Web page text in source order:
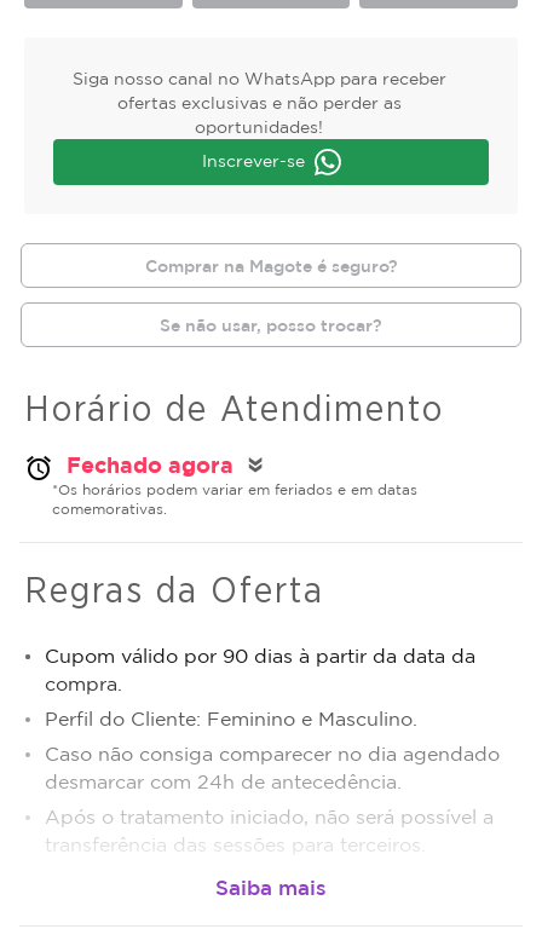
Siga nosso canal no WhatsApp para receber
ofertas exclusivas e não perder as
oportunidades!
Inscrever-se
Comprar na Magote é seguro?
Se não usar, posso trocar?
Horário de Atendimento
alarm Fechado agora double_arrow
*Os horários podem variar em feriados e em datas
comemorativas.
Regras da Oferta
Cupom válido por 90 dias à partir da data da
compra.
Perfil do Cliente: Feminino e Masculino.
Caso não consiga comparecer no dia agendado
desmarcar com 24h de antecedência.
Após o tratamento iniciado, não será possível a
transferência das sessões para terceiros.
Sujeito a disponibilidade de dias e horários.